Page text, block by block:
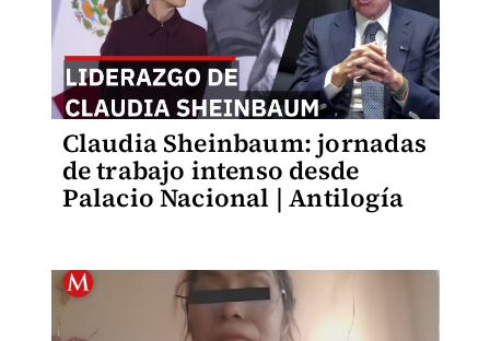
Claudia Sheinbaum: jornadas
de trabajo intenso desde
Palacio Nacional | Antilogía